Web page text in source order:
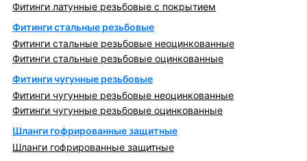
Фитинги латунные резьбовые с покрытием
Фитинги стальные резьбовые
Фитинги стальные резьбовые неоцинкованные
Фитинги стальные резьбовые оцинкованные
Фитинги чугунные резьбовые
Фитинги чугунные резьбовые неоцинкованные
Фитинги чугунные резьбовые оцинкованные
Шланги гофрированные защитные
Шланги гофрированные защитные